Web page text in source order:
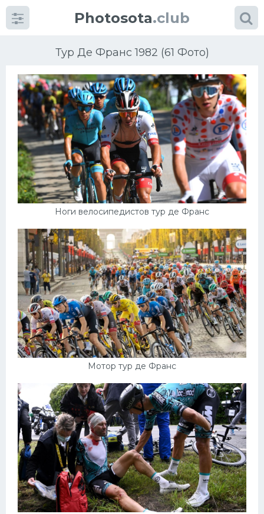
Photosota.club
Тур Де Франс 1982 (61 Фото)
Ноги велосипедистов тур де Франс
Мотор тур де Франс
КатегорииФото
Еще картинки...
Футбол
Хоккей
Велогонки
Конькобежный спорт
Тренажеры
Интерьер квартиры